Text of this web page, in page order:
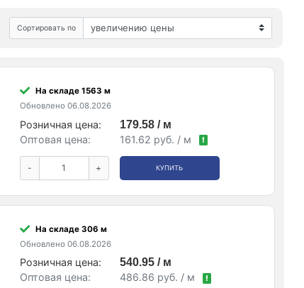
Сортировать по
На складе 1563 м
Обновлено 06.08.2026
Розничная цена:
179.58 / м
Оптовая цена:
161.62 руб. / м !
- + КУПИТЬ
На складе 306 м
Обновлено 06.08.2026
Розничная цена:
540.95 / м
Оптовая цена:
486.86 руб. / м !